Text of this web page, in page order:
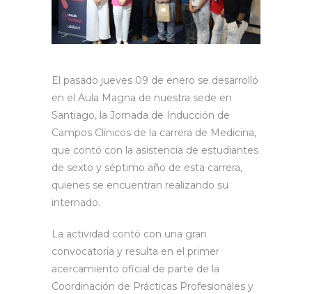
El pasado jueves 09 de enero se desarrolló
en el Aula Magna de nuestra sede en
Santiago, la Jornada de Inducción de
Campos Clínicos de la carrera de Medicina,
que contó con la asistencia de estudiantes
de sexto y séptimo año de esta carrera,
quienes se encuentran realizando su
internado.
La actividad contó con una gran
convocatoria y resulta en el primer
acercamiento oficial de parte de la
Coordinación de Prácticas Profesionales y